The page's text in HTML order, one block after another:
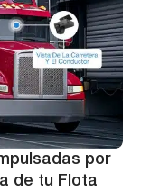
por
de tu Flota